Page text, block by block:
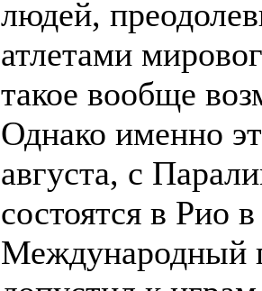
людей,
атлетами
такое вообще
Однако именно
августа, с
состоятся в Рио
Международный